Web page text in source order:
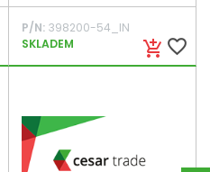
add_shopping_cart favorite_border
P/N:398200-54_IN
SKLADEM